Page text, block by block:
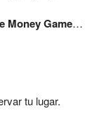
Money Game…
tu lugar.